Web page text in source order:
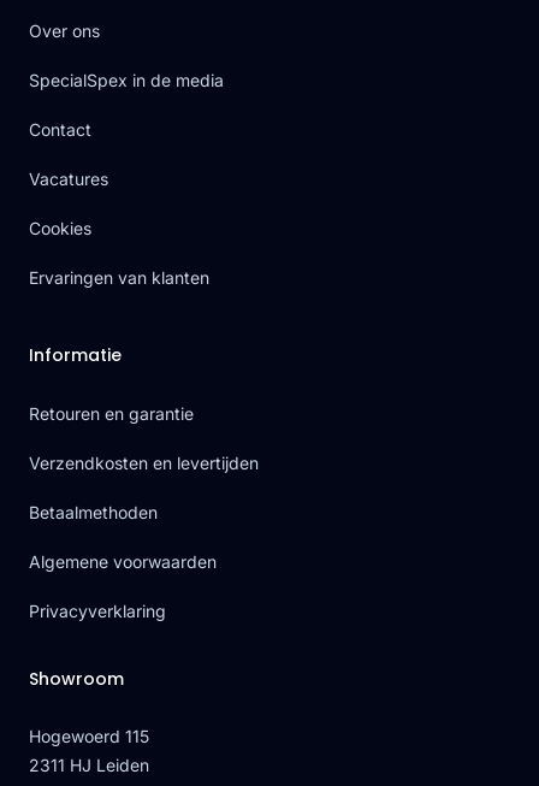
Over ons
SpecialSpex in de media
Contact
Vacatures
Cookies
Ervaringen van klanten
Informatie
Retouren en garantie
Verzendkosten en levertijden
Betaalmethoden
Algemene voorwaarden
Privacyverklaring
Showroom
Hogewoerd 115
2311 HJ Leiden